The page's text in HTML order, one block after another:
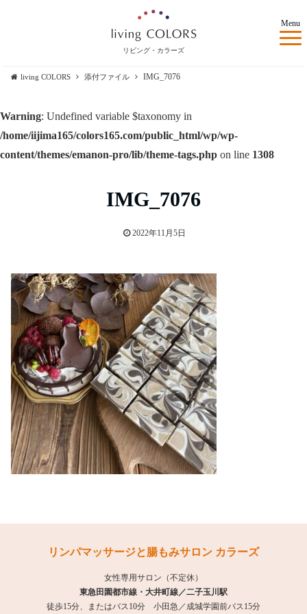
リビング・カラーズ
Menu
Warning: Undefined variable $taxonomy in
/home/iijima165/colors165.com/public_html/wp/wp-
content/themes/emanon-pro/lib/theme-tags.php on line 1308
living COLORS 添付ファイル IMG_7076
IMG_7076
2022年11月5日
リンパマッサージと腸もみサロン カラーズ
女性専用サロン（不定休）
東急田園都市線・大井町線／二子玉川駅
徒歩15分、またはバス10分 小田急／成城学園前バス15分